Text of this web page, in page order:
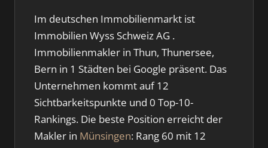
Im deutschen Immobilienmarkt ist
Immobilien Wyss Schweiz AG .
Immobilienmakler in Thun, Thunersee,
Bern in 1 Städten bei Google präsent. Das
Unternehmen kommt auf 12
Sichtbarkeitspunkte und 0 Top-10-
Rankings. Die beste Position erreicht der
Makler in Münsingen: Rang 60 mit 12